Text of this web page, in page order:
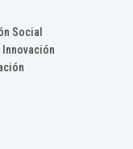
Social
Innovación